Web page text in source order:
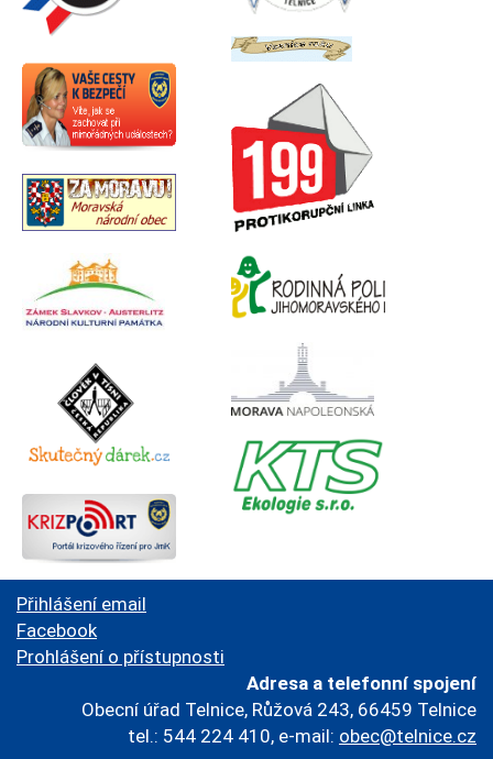
Přihlášení email
Facebook
Prohlášení o přístupnosti
Adresa a telefonní spojení
Obecní úřad Telnice, Růžová 243, 66459 Telnice
tel.: 544 224 410, e-mail: obec@telnice.cz